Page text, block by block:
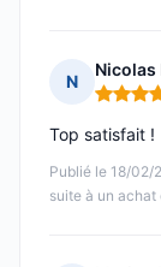
N
Nicolas
Note : 5
Publié le 18/02/
suite à un
Top satisfait !